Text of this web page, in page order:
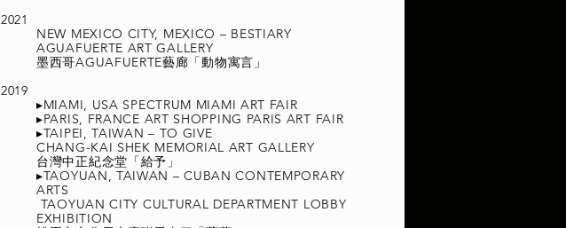
2021
NEW MEXICO CITY, MEXICO – BESTIARY
AGUAFUERTE ART GALLERY
墨西哥AGUAFUERTE藝廊「動物寓言」
2019
▸MIAMI, USA SPECTRUM MIAMI ART FAIR
▸PARIS, FRANCE ART SHOPPING PARIS ART FAIR
▸TAIPEI, TAIWAN – TO GIVE
CHANG-KAI SHEK MEMORIAL ART GALLERY
台灣中正紀念堂「給予」
▸TAOYUAN, TAIWAN – CUBAN CONTEMPORARY
ARTS
TAOYUAN CITY CULTURAL DEPARTMENT LOBBY
EXHIBITION